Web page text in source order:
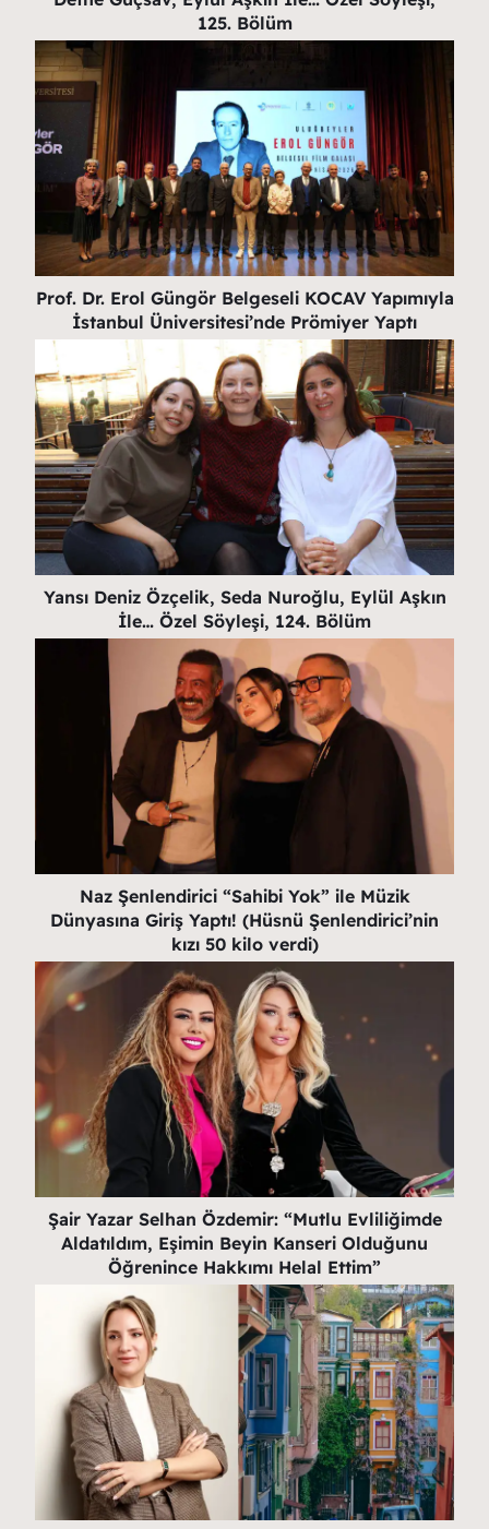
125. Bölüm
Prof. Dr. Erol Güngör Belgeseli KOCAV Yapımıyla
İstanbul Üniversitesi’nde Prömiyer Yaptı
Yansı Deniz Özçelik, Seda Nuroğlu, Eylül Aşkın
İle… Özel Söyleşi, 124. Bölüm
Naz Şenlendirici “Sahibi Yok” ile Müzik
Dünyasına Giriş Yaptı! (Hüsnü Şenlendirici’nin
kızı 50 kilo verdi)
Şair Yazar Selhan Özdemir: “Mutlu Evliliğimde
Aldatıldım, Eşimin Beyin Kanseri Olduğunu
Öğrenince Hakkımı Helal Ettim”